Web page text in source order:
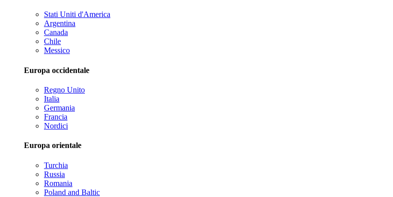
Stati Uniti d'America
Argentina
Canada
Chile
Messico
Europa occidentale
Regno Unito
Italia
Germania
Francia
Nordici
Europa orientale
Turchia
Russia
Romania
Poland and Baltic